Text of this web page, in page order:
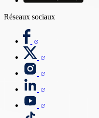
Réseaux sociaux